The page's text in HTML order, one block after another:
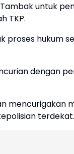
untuk
TKP.
proses hukum
dengan
mencurigakan